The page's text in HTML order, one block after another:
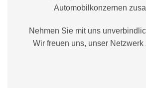
Automobilkonzernen
Nehmen Sie mit uns
Wir freuen uns, unser Netzwerk